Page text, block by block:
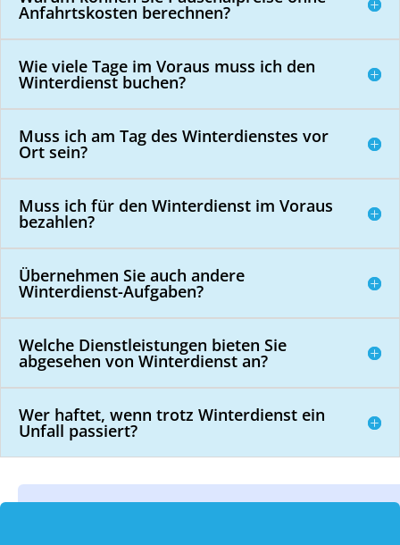
Anfahrtskosten berechnen?
Wie viele Tage im Voraus muss ich den
Winterdienst buchen?
Muss ich am Tag des Winterdienstes vor
Ort sein?
Muss ich für den Winterdienst im Voraus
bezahlen?
Übernehmen Sie auch andere
Winterdienst-Aufgaben?
Welche Dienstleistungen bieten Sie
abgesehen von Winterdienst an?
Wer haftet, wenn trotz Winterdienst ein
Unfall passiert?